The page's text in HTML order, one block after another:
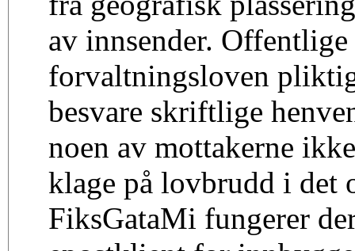
av innsender.
forvaltningsloven
besvare skriftlige
noen av mottakerne
klage på lovbrudd i det
FiksGataMi fungerer